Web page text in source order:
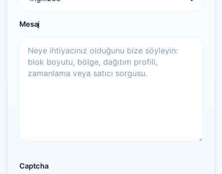
Mesaj
Captcha